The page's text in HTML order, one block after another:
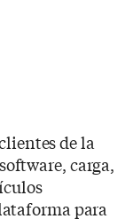
de la
carga,
para